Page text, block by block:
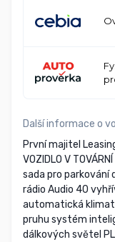
Další informace o
První majitel
VOZIDLO V
sada pro
rádio Audio 40
automatická
pruhu systém
dálkových světel